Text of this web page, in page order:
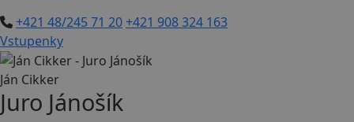
+421 48/245 71 20+421 908 324 163
Vstupenky
Ján Cikker
Juro Jánošík